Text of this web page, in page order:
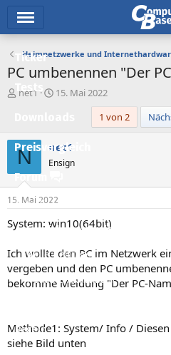
Ticker
Tests
Preisvergleich
Forum
Aktuelles
Empfohlene Inhalte
Neue Beiträge
Neueste Aktivitäten
Regeln
Heimnetzwerke und
PC umbenennen "Der
E
e
e
net1
E
e
l
a
m
15. Mai 2022
1 von 2
N net1
Ensign
15. Mai 2022
System: win10(64bit)
Ich wollte den PC im Netzwerk
vergeben und den PC
bekomme Meldung "Der PC-
Methode1: System/ Info /
siehe Bild unten